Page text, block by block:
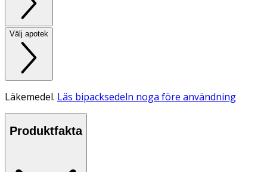
Välj apotek
Läkemedel. Läs bipacksedeln noga före användning
Produktfakta